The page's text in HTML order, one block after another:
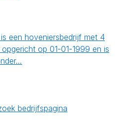
een hoveniersbedrijf met 4
op 01-01-1999 en is
bedrijfspagina